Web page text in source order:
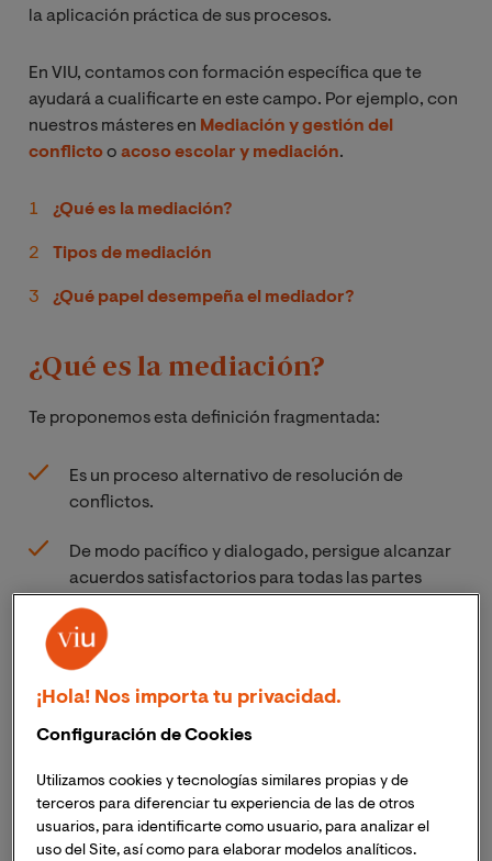
la aplicación práctica de sus procesos.
En VIU, contamos con formación específica que te
ayudará a cualificarte en este campo. Por ejemplo, con
nuestros másteres en Mediación y gestión del
conflictoo acoso escolar y mediación.
¿Qué es la mediación?
Tipos de mediación
¿Qué papel desempeña el mediador?
¿Qué es la mediación?
Te proponemos esta definición fragmentada:
Es un proceso alternativo de resolución de
conflictos.
De modo pacífico y dialogado, persigue alcanzar
acuerdos satisfactorios para todas las partes
involucradas.
Se basa en el diálogo y la negociación, gracias a la
mediador.
Promueve un ambiente seguro y confidencial en
el que expresar necesidades e intereses.
¡Hola! Nos importa tu privacidad.
Configuración de Cookies
Utilizamos cookies y tecnologías similares propias y de
terceros para diferenciar tu experiencia de las de otros
usuarios, para identificarte como usuario, para analizar el
uso del Site, así como para elaborar modelos analíticos.